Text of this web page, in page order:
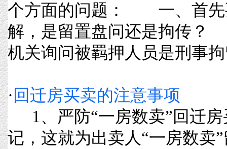
个方面的问题： 一、首先
解，是留置盘问还是拘传
机关询问被羁押人员是刑事
· 回迁房买卖的注意事项
1、严防“一房数卖”回迁房
记，这就为出卖人“一房数卖